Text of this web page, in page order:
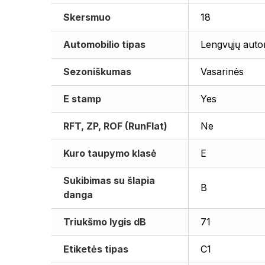
Skersmuo 18
Automobilio tipas Lengvųjų
Sezoniškumas Vasarinės
E stamp Yes
RFT, ZP, ROF (RunFlat) Ne
Kuro taupymo klasė E
Sukibimas su šlapia
danga
B
Triukšmo lygis dB 71
Etiketės tipas C1